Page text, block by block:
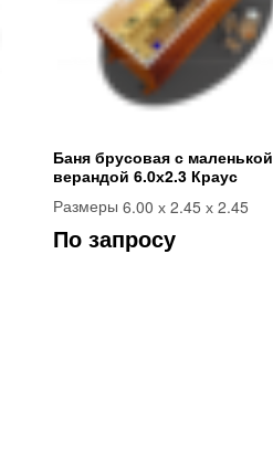
Баня брусовая с маленькой
верандой 6.0х2.3 Краус
Размеры 6.00 х 2.45 х 2.45
По запросу